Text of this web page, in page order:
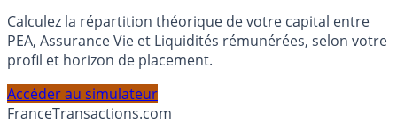
Simulateur d'Allocation
Calculez la répartition théorique de votre capital entre
PEA, Assurance Vie et Liquidités rémunérées, selon votre
profil et horizon de placement.